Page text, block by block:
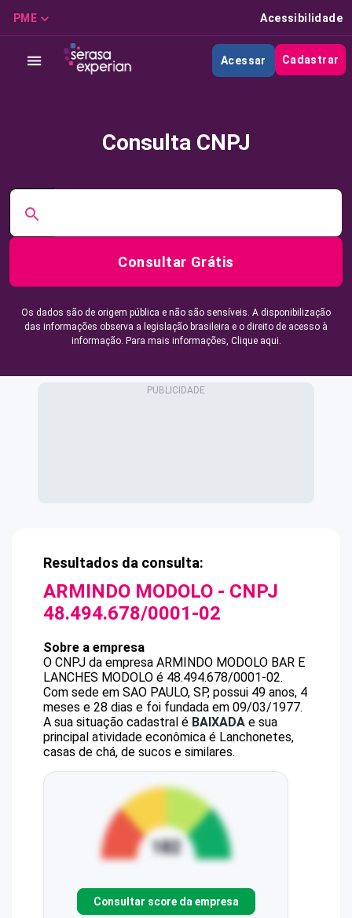
PME Acessibilidade
Acessar Cadastrar
Consulta CNPJ
Consultar Grátis
Os dados são de origem pública e não são sensíveis. A disponibilização
das informações observa a legislação brasileira e o direito de acesso à
informação. Para mais informações, Clique aqui.
Resultados da consulta:
ARMINDO MODOLO - CNPJ
48.494.678/0001-02
Sobre a empresa
O CNPJ da empresa ARMINDO MODOLO BAR E
LANCHES MODOLO é 48.494.678/0001-02.
Com sede em SAO PAULO, SP, possui 49 anos, 4
meses e 28 dias e foi fundada em 09/03/1977.
A sua situação cadastral é BAIXADA e sua
principal atividade econômica é Lanchonetes,
casas de chá, de sucos e similares.
Consultar score da empresa